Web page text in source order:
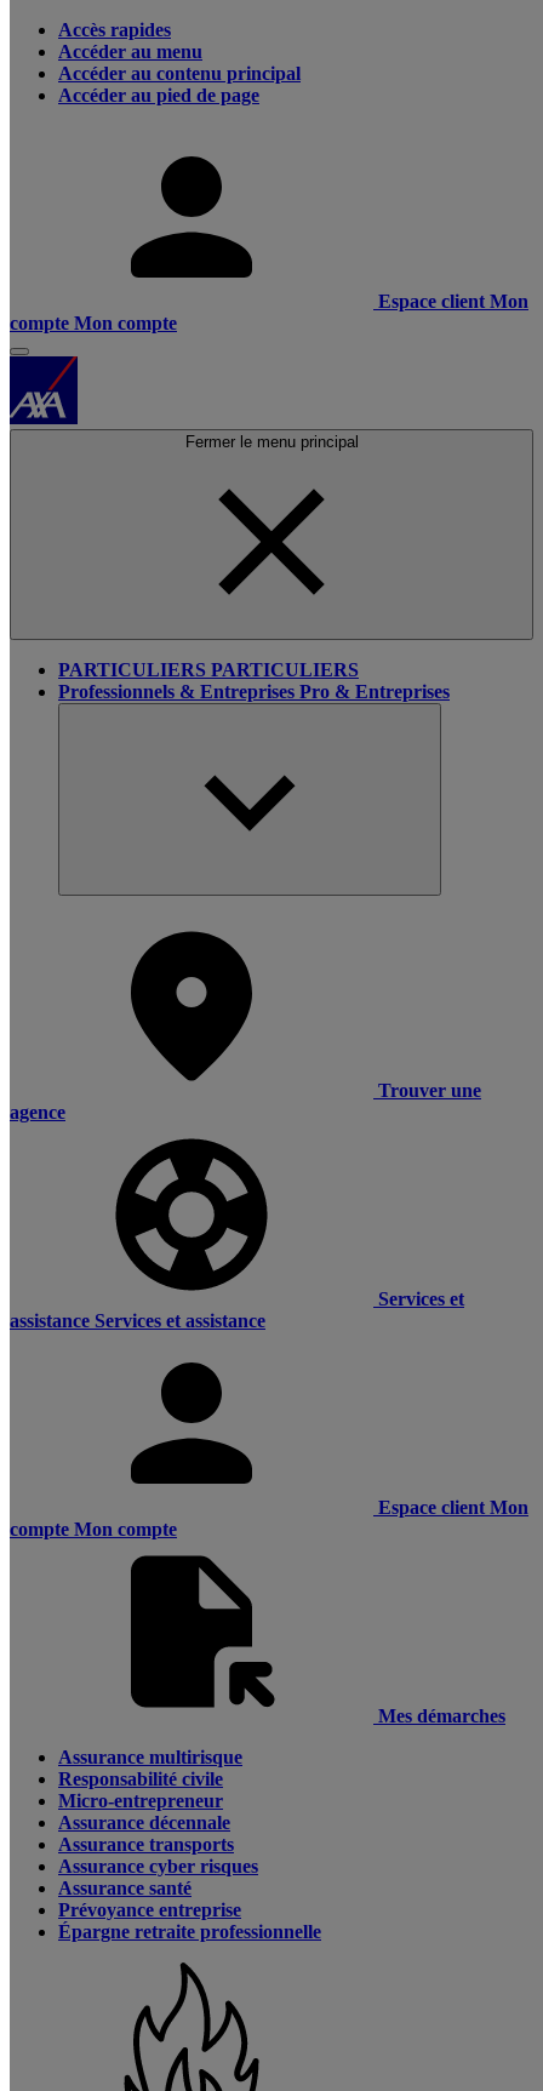
Accès rapides
Accéder au menu
Accéder au contenu principal
Accéder au pied de page
Espace client Mon
compte Mon compte
Fermer le menu principal
PARTICULIERS PARTICULIERS
Professionnels & Entreprises Pro & Entreprises
Trouver une
agence
Services et
assistance Services et assistance
Espace client Mon
compte Mon compte
Mes démarches
Assurance multirisque
Responsabilité civile
Micro-entrepreneur
Assurance décennale
Assurance transports
Assurance cyber risques
Assurance santé
Prévoyance entreprise
Épargne retraite professionnelle